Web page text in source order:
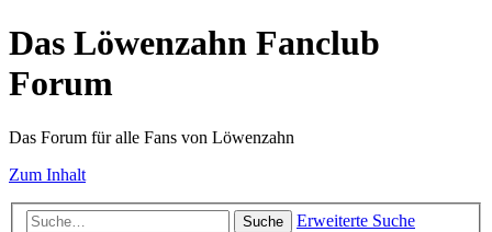
Das Löwenzahn Fanclub
Forum
Das Forum für alle Fans von Löwenzahn
Zum Inhalt
Suche Erweiterte Suche